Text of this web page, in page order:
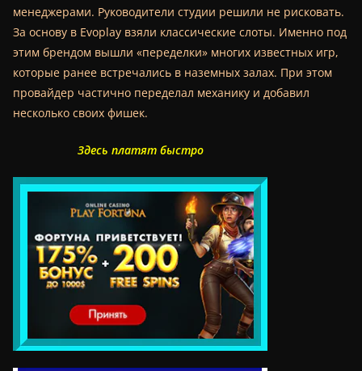
менеджерами. Руководители студии решили не рисковать.
За основу в Evoplay взяли классические слоты. Именно под
этим брендом вышли «переделки» многих известных игр,
которые ранее встречались в наземных залах. При этом
провайдер частично переделал механику и добавил
несколько своих фишек.
Здесь платят быстро